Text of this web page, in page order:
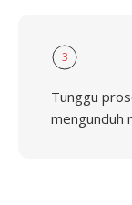
3
Tunggu
mengunduh